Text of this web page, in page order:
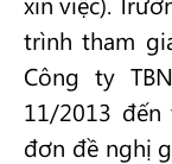
trình tham
Công ty
11/2013
đơn đề nghị